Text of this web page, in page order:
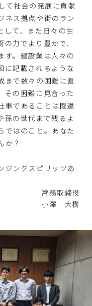
て社会の発展に貢献
ネス拠点や街のラン
して、また日々の生
力でより豊かで、
す。建設業は人々の
に記載されるような
まで数々の困難に直
その困難に見合った
事であることは間違
孫の世代まで残るよ
ではのこと。あなた
か？
ジングスピリッツあ
常務取締役
小澤 大樹